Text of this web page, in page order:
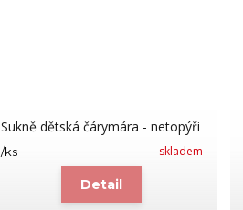
Sukně dětská čárymára - netopýři
/ks skladem
Detail